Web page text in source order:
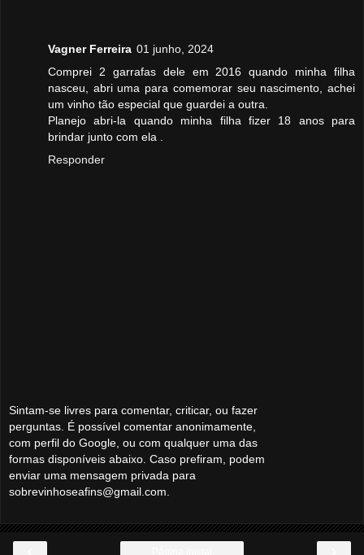
Vagner Ferreira 01 junho, 2024
Comprei 2 garrafas dele em 2016 quando minha filha
nasceu, abri uma para comemorar seu nascimento, achei
um vinho tão especial que guardei a outra.
Planejo abri-la quando minha filha fizer 18 anos para
brindar junto com ela .
Responder
Sintam-se livres para comentar, criticar, ou fazer
perguntas. É possível comentar anonimamente,
com perfil do Google, ou com qualquer uma das
formas disponíveis abaixo. Caso prefiram, podem
enviar uma mensagem privada para
sobrevinhoseafins@gmail.com.